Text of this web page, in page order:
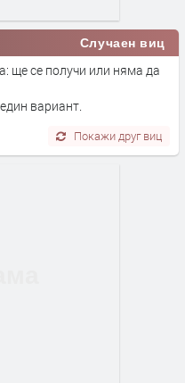
Случаен виц
ще се получи или няма да
вариант.
Покажи друг виц